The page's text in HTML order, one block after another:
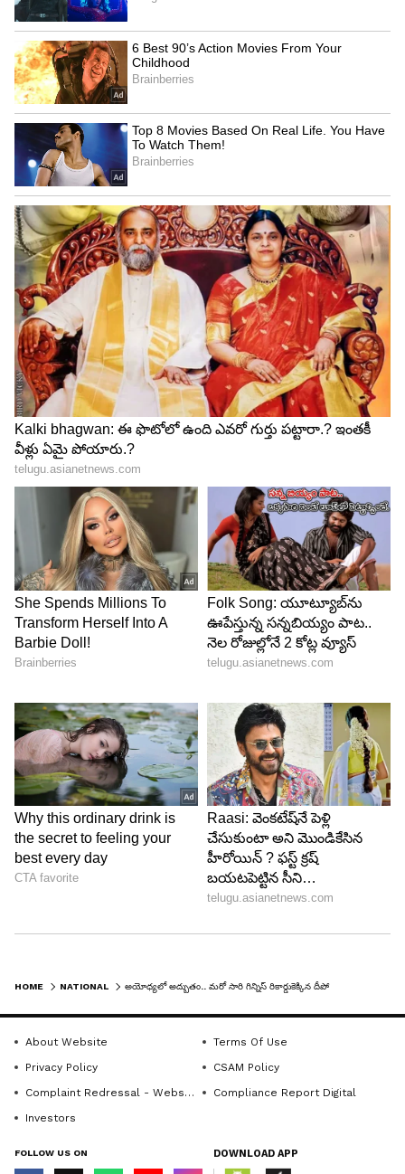
HOME NATIONAL అయోధ్యలో అద్బుతం.. మరో సారి గిన్నిస్ రికార్డుకెక్కిన దీపోత్సవం.. వైరల్ అవుతున్న ఫొటోలు
About Website
Terms Of Use
Privacy Policy
CSAM Policy
Complaint Redressal - Website
Compliance Report Digital
Investors
FOLLOW US ON DOWNLOAD APP